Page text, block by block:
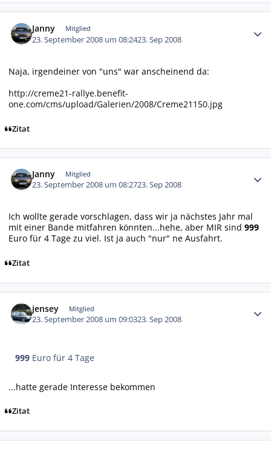
Janny Mitglied
23. September 2008 um 08:2423. Sep 2008
Naja, irgendeiner von "uns" war anscheinend da:
http://creme21-rallye.benefit-
one.com/cms/upload/Galerien/2008/Creme21150.jpg
Zitat
Janny Mitglied
23. September 2008 um 08:2723. Sep 2008
Ich wollte gerade vorschlagen, dass wir ja nächstes Jahr mal
mit einer Bande mitfahren könnten...hehe, aber MIR sind 999
Euro für 4 Tage zu viel. Ist ja auch "nur" ne Ausfahrt.
Zitat
jensey Mitglied
23. September 2008 um 09:0323. Sep 2008
999 Euro für 4 Tage
...hatte gerade Interesse bekommen
Zitat